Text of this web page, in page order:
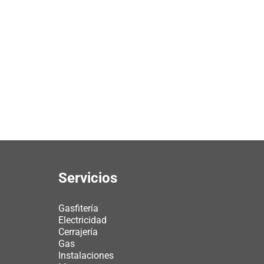
Servicios
Gasfitería
Electricidad
Cerrajería
Gas
Instalaciones